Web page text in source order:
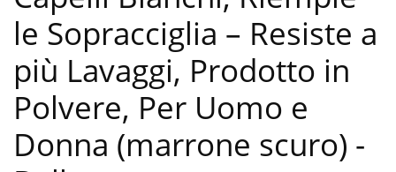
le Sopracciglia – Resiste a
più Lavaggi, Prodotto in
Polvere, Per Uomo e
Donna (marrone scuro) -